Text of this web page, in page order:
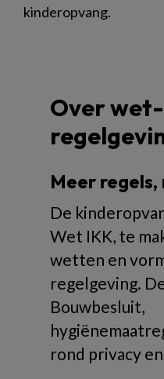
kinderopvang.
Over
Meer
De
Wet IKK, te
wetten en
regelgeving.
Bouwbesluit,
rond privacy